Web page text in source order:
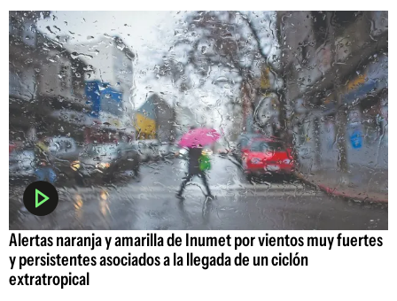
Alertas naranja y amarilla de Inumet por vientos muy fuertes
y persistentes asociados a la llegada de un ciclón
extratropical